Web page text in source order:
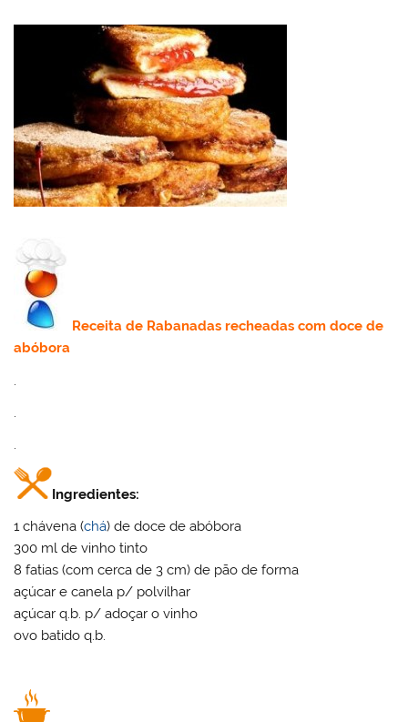
Receitade Rabanadas recheadas com doce de
abóbora
.
.
.
Ingredientes:
1 chávena (chá) de doce de abóbora
300 ml de vinho tinto
8 fatias (com cerca de 3 cm) de pão de forma
açúcar e canela p/ polvilhar
açúcar q.b. p/ adoçar o vinho
ovo batido q.b.